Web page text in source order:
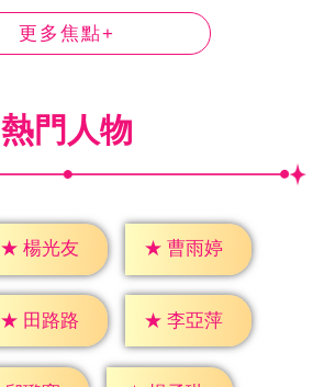
更多焦點+
熱門人物
★ 楊光友 ★ 曹雨婷
★ 田路路 ★ 李亞萍